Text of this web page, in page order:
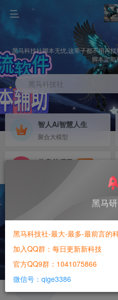
黑马科技社脚本无忧,这辈子都不用再找
脚本定期
黑马科技社
智人Ai智慧人生
聚合大模型
信息差项目
NEW
黑马
黑马科技社-最大-最多-最前言的
加入QQ群：每日更新新科技
官方QQ9群：1041075866
微信号：qige3386